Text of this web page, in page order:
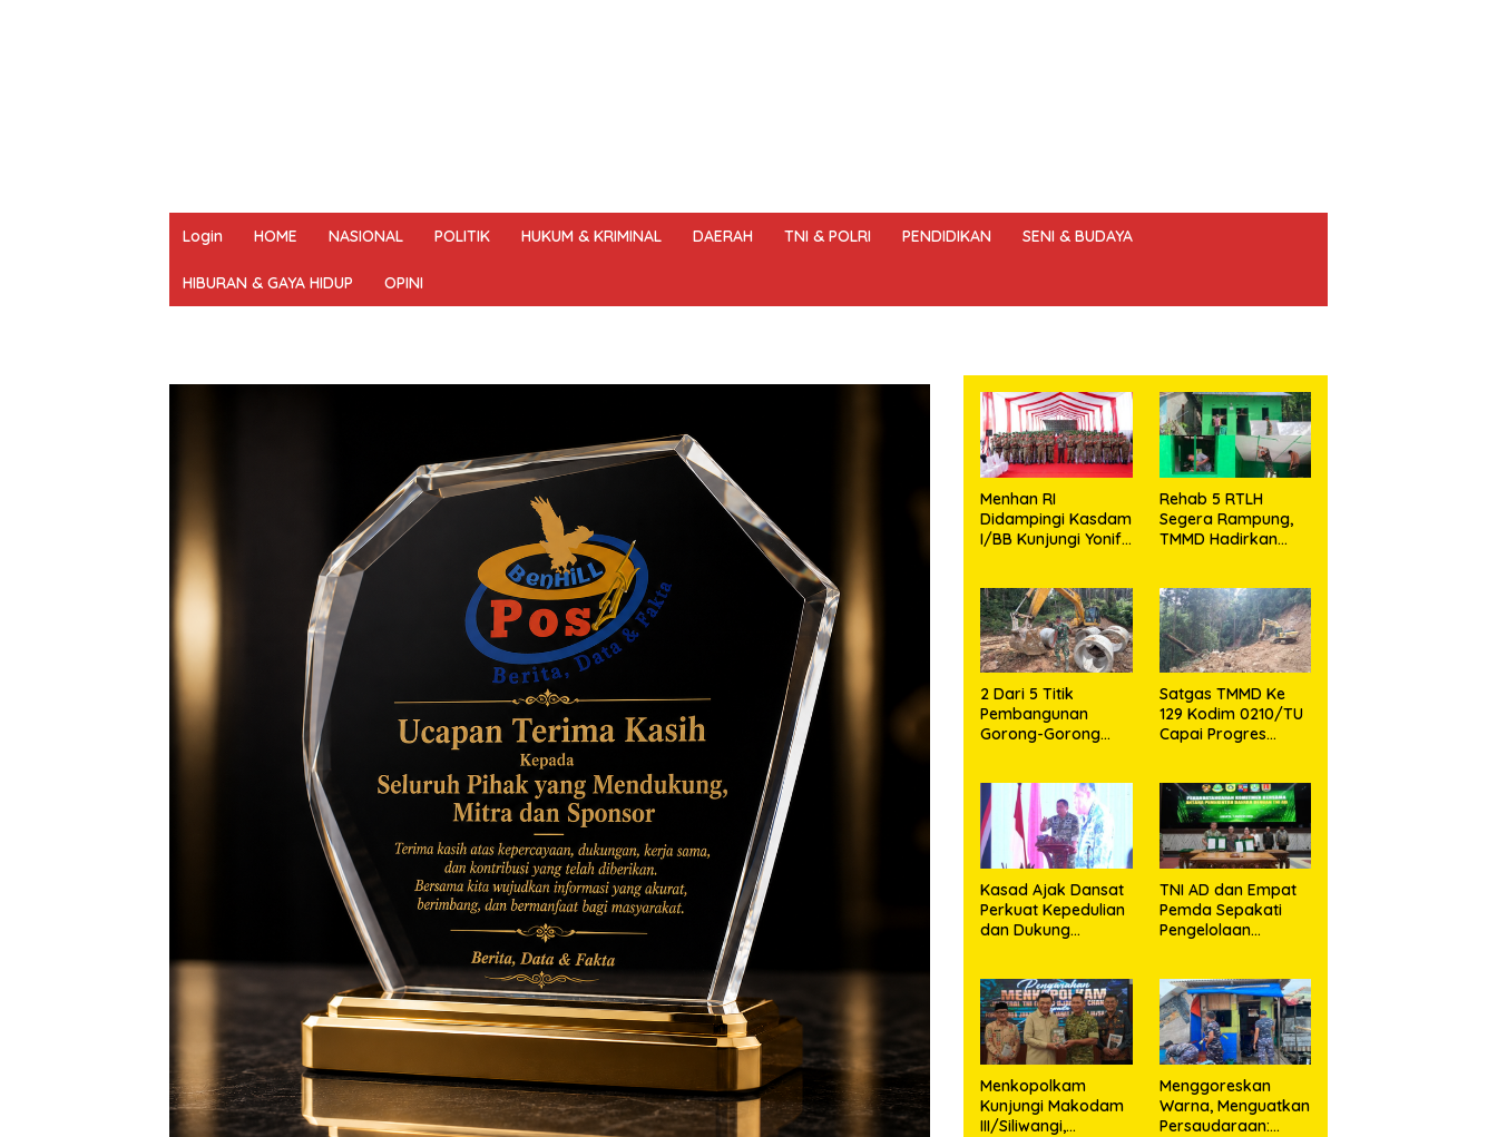
Login HOME NASIONAL POLITIK HUKUM & KRIMINAL DAERAH TNI & POLRI PENDIDIKAN SENI & BUDAYA
HIBURAN & GAYA HIDUP OPINI
Menhan RI
Didampingi Kasdam
I/BB Kunjungi Yonif
Motivasi Prajurit
Rehab 5 RTLH
Segera Rampung,
TMMD Hadirkan
Sijarango
2 Dari 5 Titik
Pembangunan
Gorong-Gorong
Capai 100 Persen
Satgas TMMD Ke
129 Kodim 0210/TU
Capai Progres
Kasad Ajak Dansat
Perkuat Kepedulian
dan Dukung
TNI AD dan Empat
Pemda Sepakati
Pengelolaan
Menkopolkam
Kunjungi Makodam
III/Siliwangi,
‎Menggoreskan
Warna, Menguatkan
Persaudaraan: